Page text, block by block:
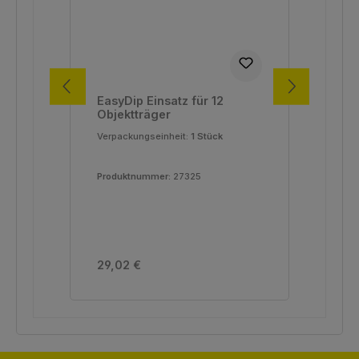
EasyDip Einsatz für 12
Objektträger
Verpackungseinheit: 1 Stück
Produktnummer: 27325
Regulärer Preis:
29,02 €